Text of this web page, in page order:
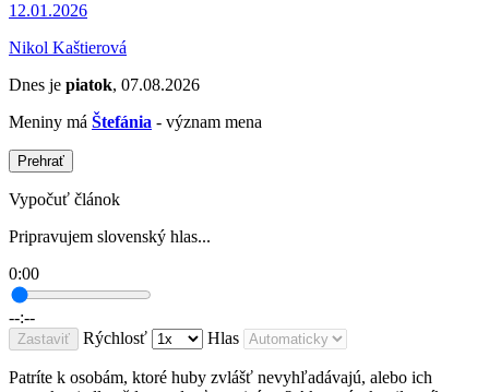
12.01.2026
Nikol Kaštierová
Dnes je piatok, 07.08.2026
Meniny má Štefánia - význam mena
Prehrať
Vypočuť článok
Pripravujem slovenský hlas...
0:00
--:--
Zastaviť Rýchlosť Hlas
Patríte k osobám, ktoré huby zvlášť nevyhľadávajú, alebo ich